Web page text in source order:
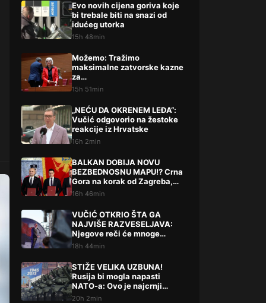
Evo novih cijena goriva koje
bi trebale biti na snazi od
idućeg utorka
15h 48min
Možemo: Tražimo
maksimalne zatvorske kazne
za…
15h 51min
„NEĆU DA OKRENEM LEĐA“:
Vučić odgovorio na žestoke
reakcije iz Hrvatske
16h 2min
BALKAN DOBIJA NOVU
BEZBEDNOSNU MAPU!? Crna
Gora na korak od Zagreba,
Tirane i Prištine – detalji koji
16h 46min
VUČIĆ OTKRIO ŠTA GA
NAJVIŠE RAZVESELJAVA:
Njegove reči će mnoge
iznenaditi!
18h 44min
STIŽE VELIKA UZBUNA!
Rusija bi mogla napasti
NATO-a: Ovo je najcrnji
scenarij
20h 2min